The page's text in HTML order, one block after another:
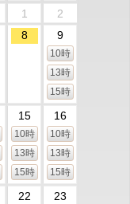
1
2
8 9
10時
13時
15時
15
10時
13時
15時
16
10時
13時
15時
22 23